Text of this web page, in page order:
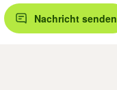
Nachricht senden